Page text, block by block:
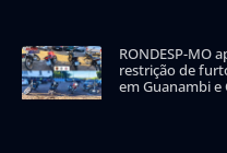
RONDESP-MO
restrição de
em Guanambi e